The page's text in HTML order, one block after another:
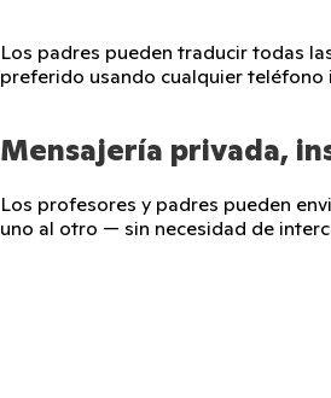
Los padres pueden traducir todas
preferido usando cualquier teléfono
Mensajería privada,
Los profesores y padres pueden
uno al otro — sin necesidad de